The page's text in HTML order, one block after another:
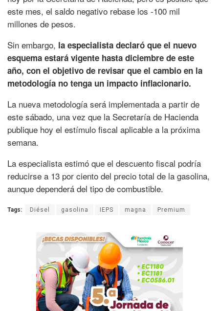
este mes, el saldo negativo rebase los -100 mil
millones de pesos.
Sin embargo, la especialista declaró que el nuevo
esquema estará vigente hasta diciembre de este
año, con el objetivo de revisar que el cambio en la
metodología no tenga un impacto inflacionario.
La nueva metodología será implementada a partir de
este sábado, una vez que la Secretaría de Hacienda
publique hoy el estímulo fiscal aplicable a la próxima
semana.
La especialista estimó que el descuento fiscal podría
reducirse a 13 por ciento del precio total de la gasolina,
aunque dependerá del tipo de combustible.
Tags: Diésel gasolina IEPS magna Premium